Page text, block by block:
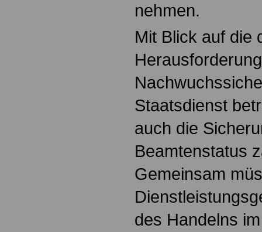
nehmen.
Mit Blick auf die
Staatsdienst
auch die
Beamtenstatus
Gemeinsam
des Handelns